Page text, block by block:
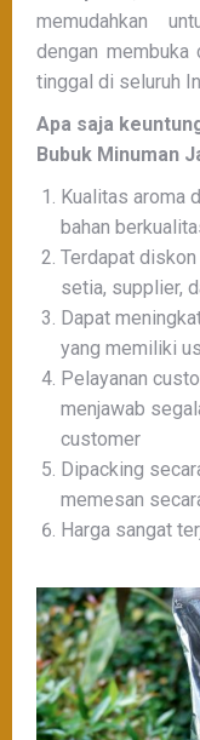
memudahkan
dengan
tinggal di seluruh
Apa saja
Bubuk Minuman
Kualitas aroma
bahan
Terdapat
setia, supplier,
Dapat
yang memiliki
Pelayanan
menjawab
customer
Dipacking
memesan
Harga sangat